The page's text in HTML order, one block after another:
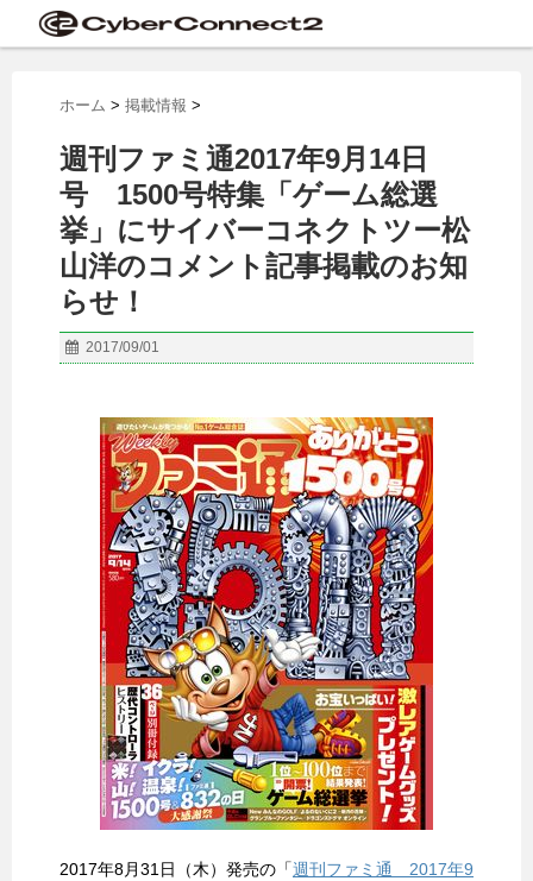
ホーム > 掲載情報 >
週刊ファミ通2017年9月14日
号 1500号特集「ゲーム総選
挙」にサイバーコネクトツー松
山洋のコメント記事掲載のお知
らせ！
2017/09/01
2017年8月31日（木）発売の「週刊ファミ通 2017年9